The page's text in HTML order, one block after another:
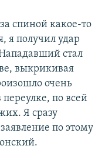
спиной какое-то
я получил удар
стал
выкрикивая
очень
по всей
Я сразу
по этому